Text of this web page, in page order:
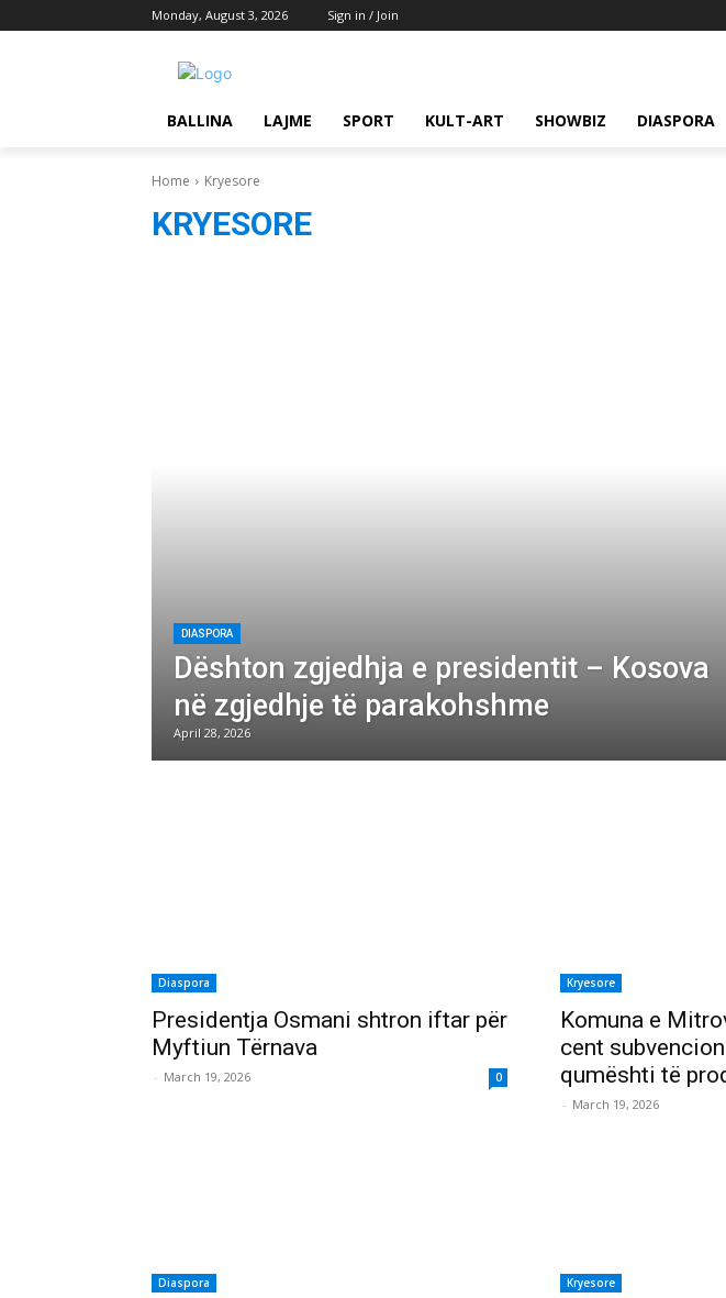
Monday, August 3, 2026 Sign in / Join
BALLINA LAJME SPORT KULT-ART SHOWBIZ DIASPORA
Home Kryesore
KRYESORE
DIASPORA
Dështon zgjedhja e presidentit – Kosova
në zgjedhje të parakohshme
April 28, 2026
Diaspora
Presidentja Osmani shtron iftar për
Myftiun Tërnava
- March 19, 2026 0
Kryesore
Komuna e
cent
qumështi të
- March 19, 2026
Diaspora Kryesore